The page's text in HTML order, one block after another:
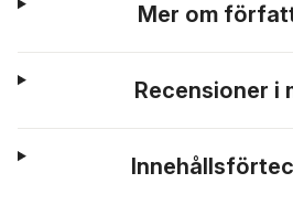
Mer om
Recensioner i